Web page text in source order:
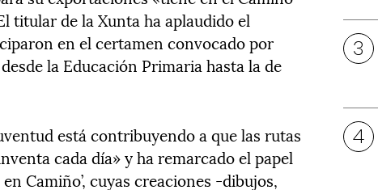
titular de la Xunta ha aplaudido el
en el certamen convocado por
la Educación Primaria hasta la de
está contribuyendo a que las rutas
cada día» y ha remarcado el papel
Camiño’, cuyas creaciones -dibujos,